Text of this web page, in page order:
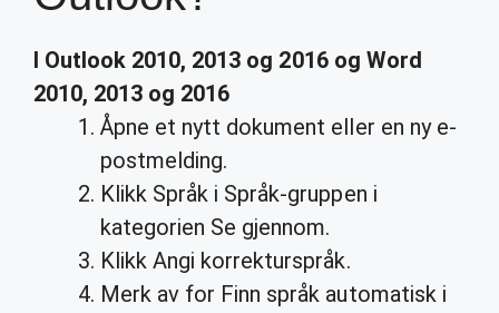
I Outlook 2010, 2013 og 2016 og Word
2010, 2013 og 2016
Åpne et nytt dokument eller en ny e-
postmelding.
Klikk Språk i Språk-gruppen i
kategorien Se gjennom.
Klikk Angi korrekturspråk.
Merk av for Finn språk automatisk i